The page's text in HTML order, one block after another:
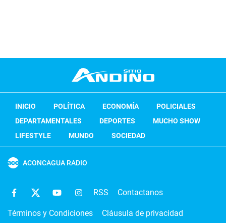
INICIO POLÍTICA ECONOMÍA
POLICIALES
DEPARTAMENTALES
DEPORTES
MUCHO SHOW
LIFESTYLE
MUNDO SOCIEDAD
ACONCAGUA RADIO
RSS Contactanos
Términos y Condiciones Cláusula de privacidad